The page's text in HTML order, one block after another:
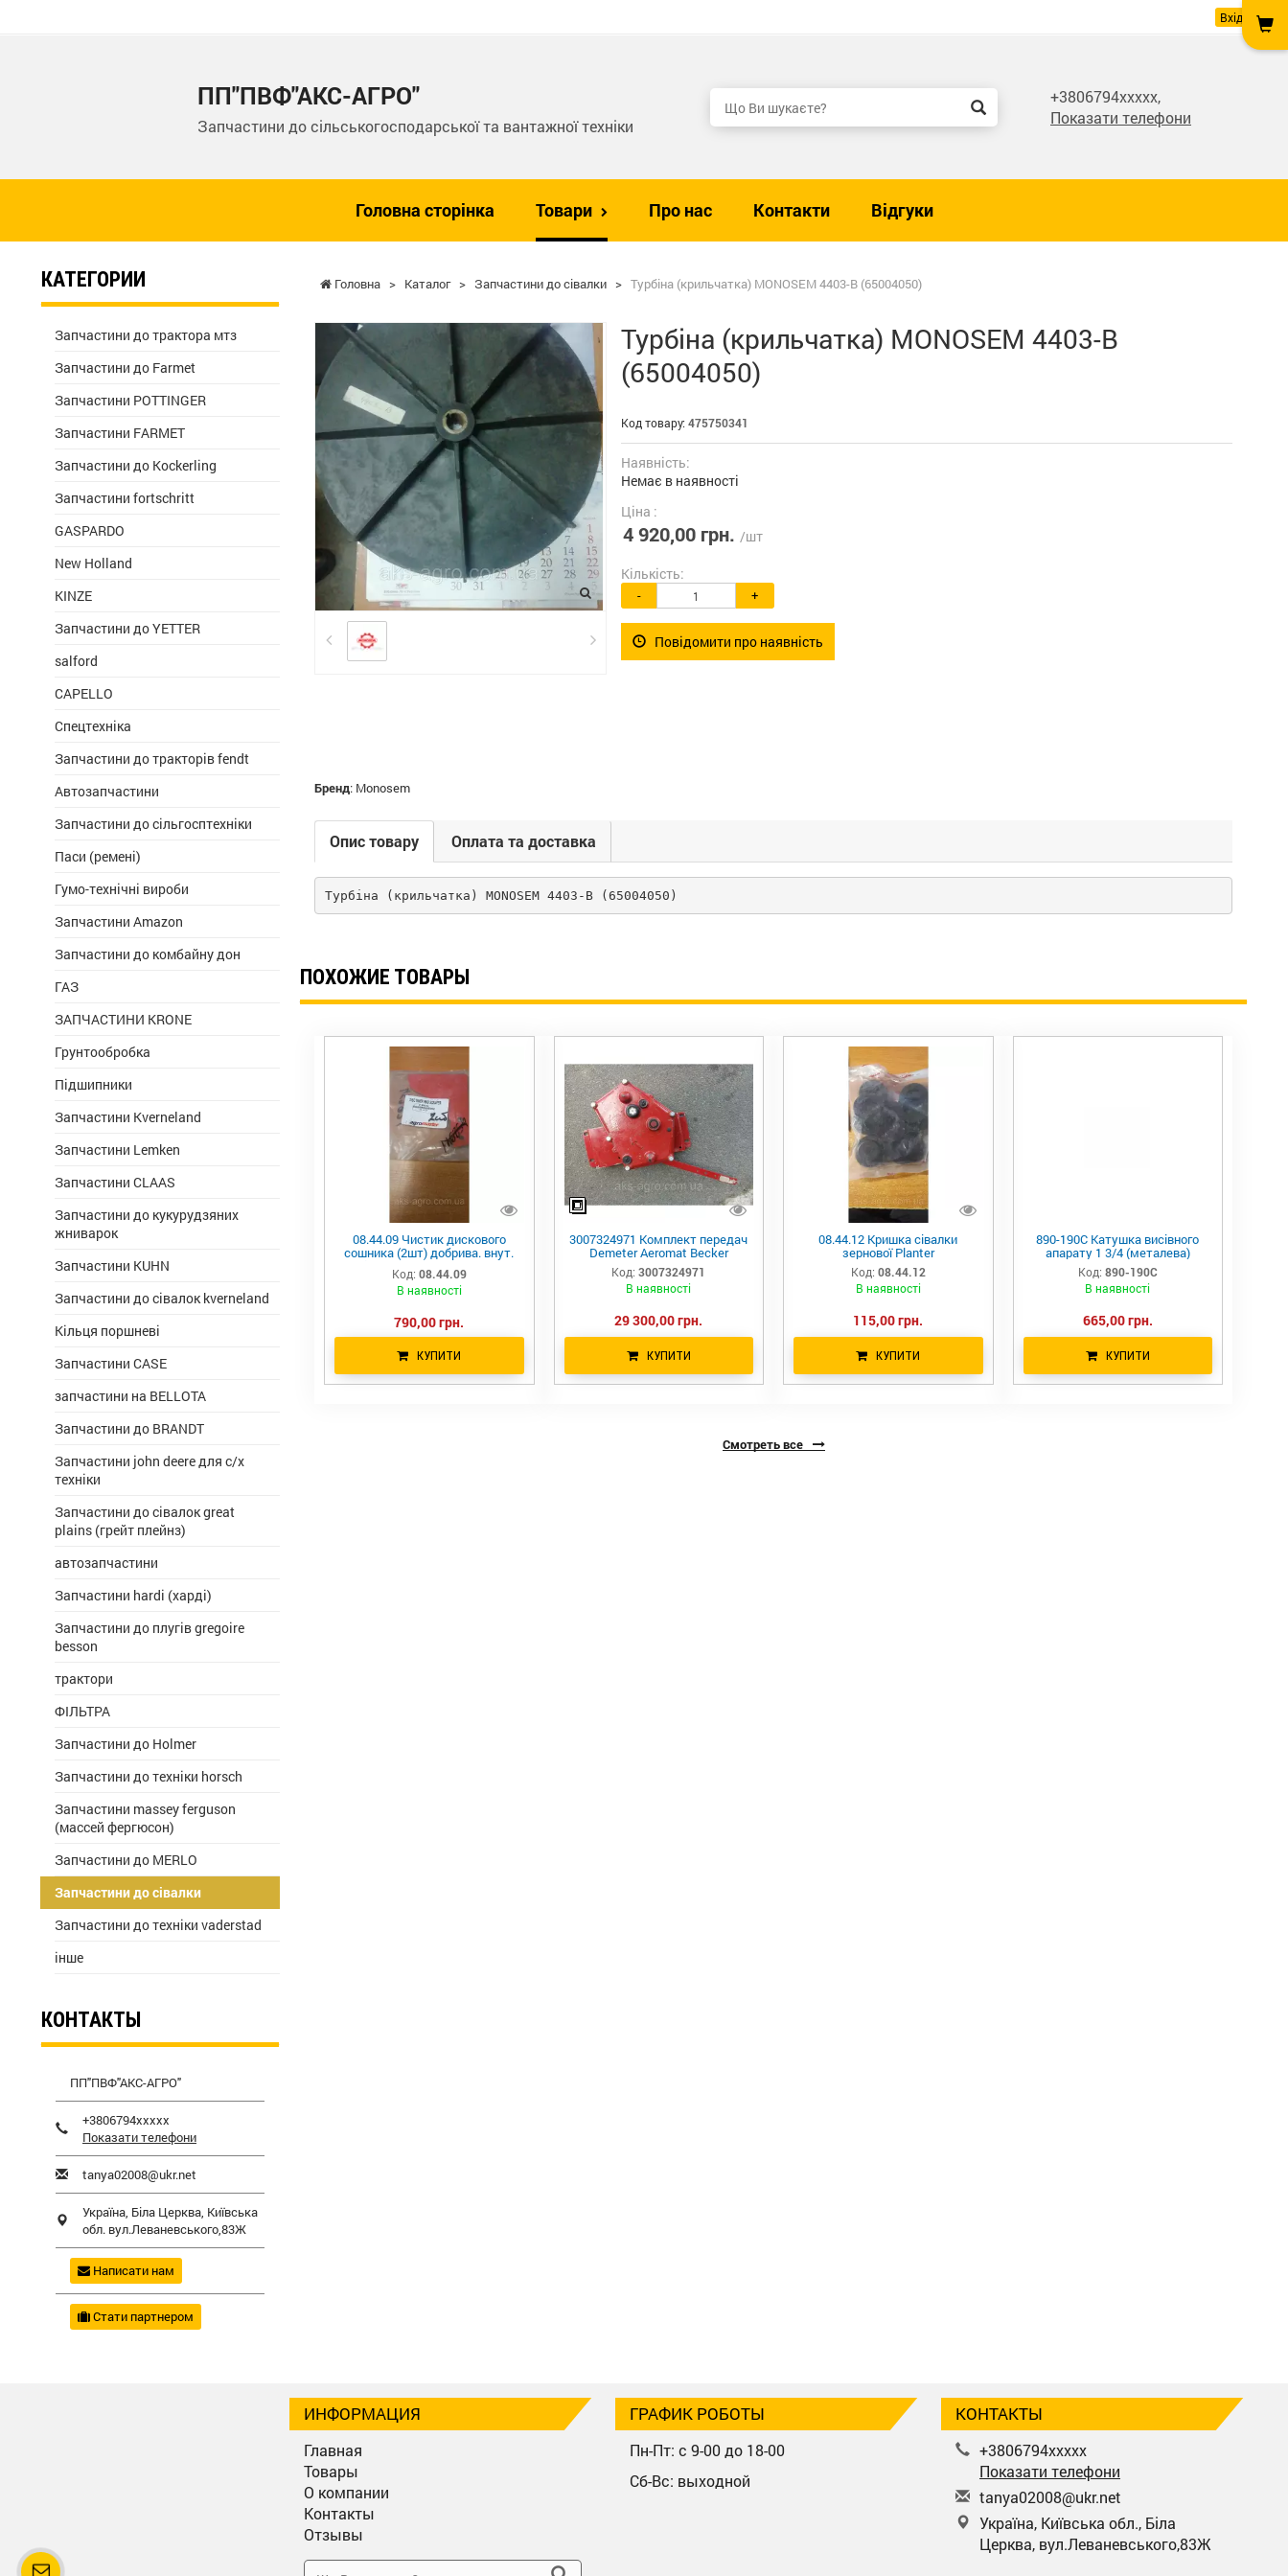
Вхід
ПП"ПВФ"АКС-АГРО"
Запчастини до сільськогосподарської та вантажної техніки
+3806794xxxxx,
Показати телефони
Головна сторінка Товари Про нас Контакти Відгуки
Головна > Каталог > Запчастини до сівалки > Турбіна (крильчатка) MONOSEM 4403-B (65004050)
Турбіна (крильчатка) MONOSEM 4403-B
(65004050)
Код товару: 475750341
Наявність:
Немає в наявності
Ціна :
4 920,00 грн. /шт
Кількість:
- +
Повідомити про наявність
Бренд: Monosem
Опис товару Оплата та доставка
Турбіна (крильчатка) MONOSEM 4403-B (65004050)
ПОХОЖИЕ ТОВАРЫ
08.44.09 Чистик дискового
сошника (2шт) добрива. внут.
лівий Planter (Туреччина)
AGROMASTER
Код: 08.44.09
В наявності
790,00 грн.
КУПИТИ
3007324971 Комплект передач
Demeter Aeromat Becker
Код: 3007324971
В наявності
29 300,00 грн.
КУПИТИ
08.44.12 Кришка сівалки
зернової Planter
Код: 08.44.12
В наявності
115,00 грн.
КУПИТИ
890-190C Катушка висівного
апарату 1 3/4 (металева)
Код: 890-190C
В наявності
665,00 грн.
КУПИТИ
Смотреть все
КАТЕГОРИИ
Запчастини до трактора мтз
Запчастини до Farmet
Запчастини POTTINGER
Запчастини FARMET
Запчастини до Kockerling
Запчастини fortschritt
GASPARDO
New Holland
KINZE
Запчастини до YETTER
salford
CAPELLO
Спецтехніка
Запчастини до тракторів fendt
Автозапчастини
Запчастини до сільгосптехніки
Паси (ремені)
Гумо-технічні вироби
Запчастини Amazon
Запчастини до комбайну дон
ГАЗ
ЗАПЧАСТИНИ KRONE
Грунтообробка
Підшипники
Запчастини Kverneland
Запчастини Lemken
Запчастини CLAAS
Запчастини до кукурудзяних
жниварок
Запчастини KUHN
Запчастини до сівалок kverneland
Кільця поршневі
Запчастини CASE
запчастини на BELLOTA
Запчастини до BRANDT
Запчастини john deere для с/х
техніки
Запчастини до сівалок great
plains (грейт плейнз)
автозапчастини
Запчастини hardi (харді)
Запчастини до плугів gregoire
besson
трактори
ФІЛЬТРА
Запчастини до Holmer
Запчастини до техніки horsch
Запчастини massey ferguson
(массей фергюсон)
Запчастини до MERLO
Запчастини до сівалки
Запчастини до техніки vaderstad
інше
КОНТАКТЫ
ПП"ПВФ"АКС-АГРО"
+3806794xxxxx
Показати телефони
tanya02008@ukr.net
Україна, Біла Церква, Київська
обл. вул.Леваневського,83Ж
Написати нам
Стати партнером
ИНФОРМАЦИЯ
Главная
Товары
О компании
Контакты
Отзывы
ГРАФИК РОБОТЫ
Пн-Пт: с 9-00 до 18-00
Сб-Вс: выходной
КОНТАКТЫ
+3806794xxxxx
Показати телефони
tanya02008@ukr.net
Україна, Київська обл., Біла
Церква, вул.Леваневського,83Ж